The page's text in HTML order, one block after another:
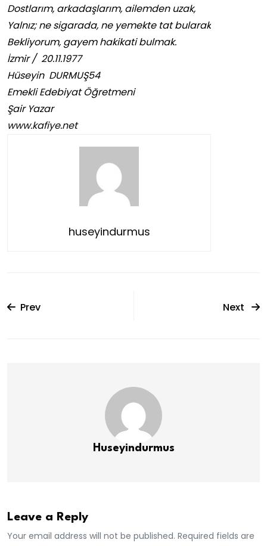
Dostlarım, arkadaşlarım, ailemden uzak,
Yalnız; ne sigarada, ne yemekte tat bularak
Bekliyorum, gayem hakikati bulmak.
İzmir / 20.11.1977
Hüseyin DURMUŞ54
Emekli Edebiyat Öğretmeni
Şair Yazar
www.kafiye.net
huseyindurmus
Prev Next
Huseyindurmus
Leave a Reply
Your email address will not be published. Required fields are